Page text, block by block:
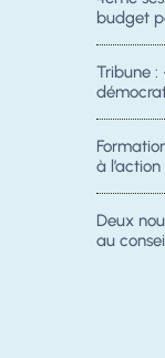
budget
Tribune :
à
Deux
au